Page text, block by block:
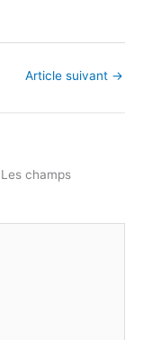
Article suivant →
Les champs